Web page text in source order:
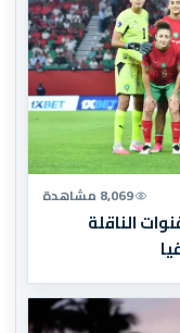
8,069 مشاهدة
الناقلة